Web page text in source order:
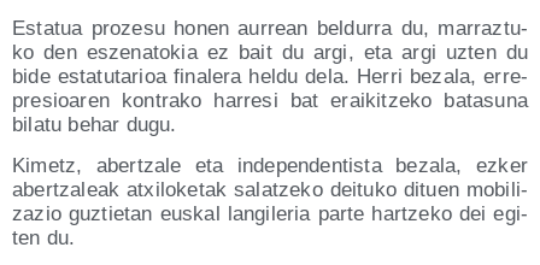
Esta­tua pro­ze­su honen aurrean bel­du­rra du, marraz­tu­
ko den esze­na­to­kia ez bait du argi, eta argi uzten du
bide esta­tu­ta­rioa fina­le­ra hel­du dela. Herri beza­la, erre­
pre­sioa­ren kon­tra­ko harre­si bat erai­kitze­ko bata­su­na
bila­tu behar dugu.
Kimetz, aber­tza­le eta inde­pen­den­tis­ta beza­la, ezker
aber­tza­leak atxi­lo­ke­tak salatze­ko dei­tu­ko dituen mobi­li­
za­zio guz­tie­tan eus­kal lan­gi­le­ria par­te har­tze­ko dei egi­
ten du.